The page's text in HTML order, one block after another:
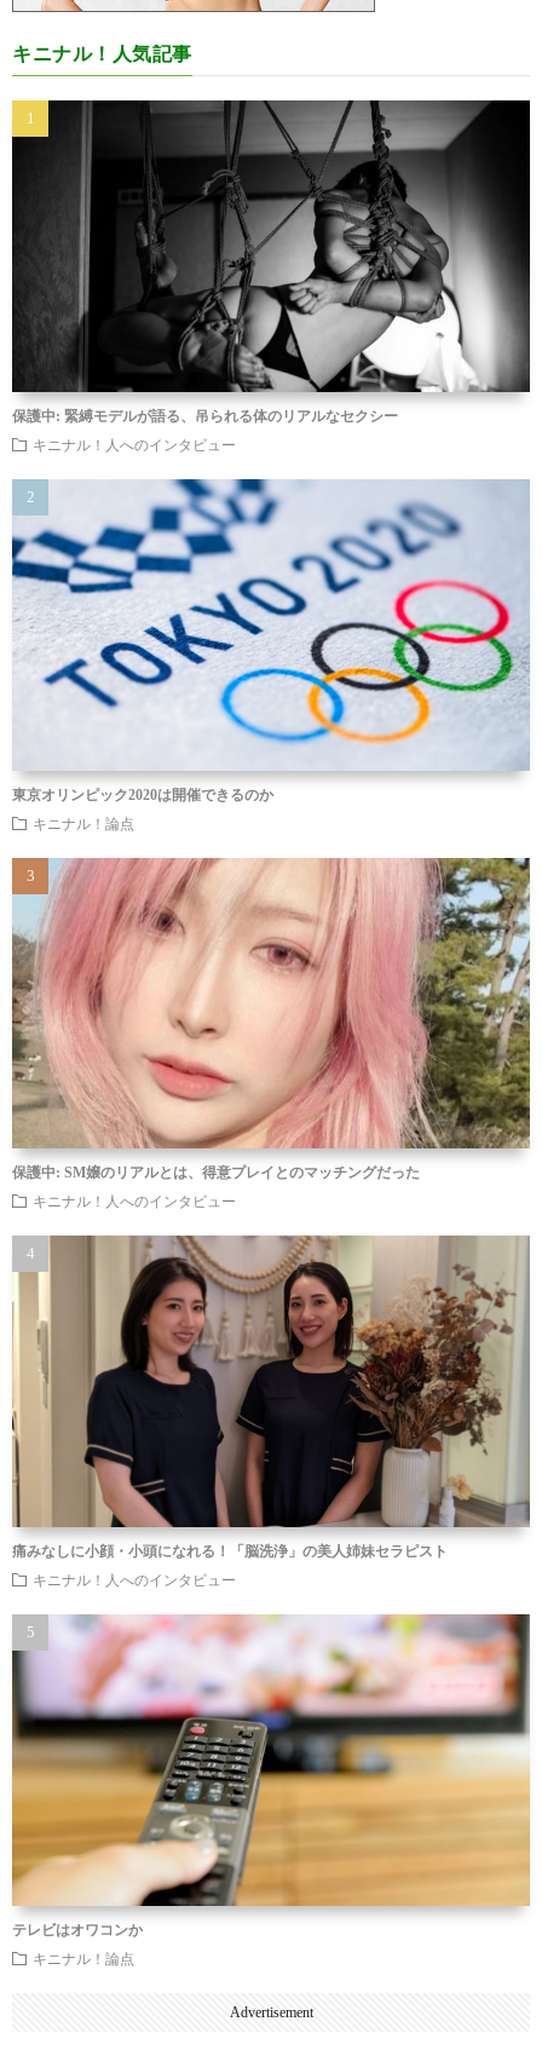
キニナル！人気記事
保護中: 緊縛モデルが語る、吊られる体のリアルなセクシー
キニナル！人へのインタビュー
東京オリンピック2020は開催できるのか
キニナル！論点
保護中: SM嬢のリアルとは、得意プレイとのマッチングだった
キニナル！人へのインタビュー
痛みなしに小顔・小頭になれる！「脳洗浄」の美人姉妹セラピスト
キニナル！人へのインタビュー
テレビはオワコンか
キニナル！論点
Advertisement